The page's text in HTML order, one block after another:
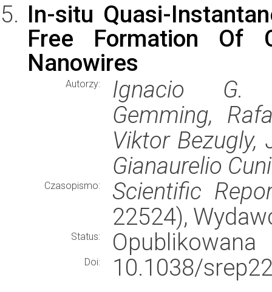
In-situ Quasi-
Free Formation Of
Nanowires
Autorzy:
Ignacio G.
Gemming,
Viktor Bezugly,
Gianaurelio
Czasopismo:
Scientific
22524),
Status: Opublikowana
Doi:
10.1038/